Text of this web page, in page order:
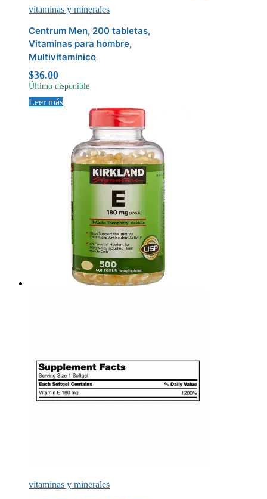
vitaminas y minerales
Centrum Men, 200 tabletas,
Vitaminas para hombre,
Multivitaminico
$36.00
Último disponible
Leer más
vitaminas y minerales